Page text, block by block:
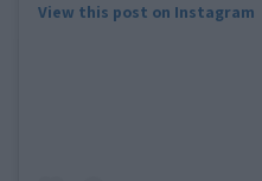
View this post on Instagram